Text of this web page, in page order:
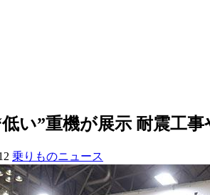
い”重機が展示 耐震工
乗りものニュース